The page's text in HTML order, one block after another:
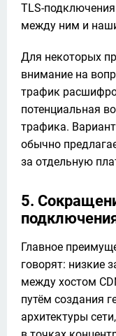
TLS-подключения
между ним и
Для некоторых
внимание на
трафик
потенциальная
трафика.
обычно
за отдельную
5.
Главное
говорят: низкие
между хостом
путём создания
архитектуры